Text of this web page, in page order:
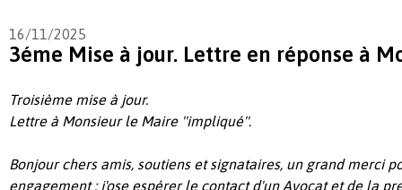
16/11/2025
3éme Mise à jour. Lettre en réponse à
Troisième mise à jour.
Lettre à Monsieur le Maire ''impliqué''.
Bonjour chers amis, soutiens et signataires, un grand merci
engagement ; j'ose espérer le contact d'un Avocat et de la